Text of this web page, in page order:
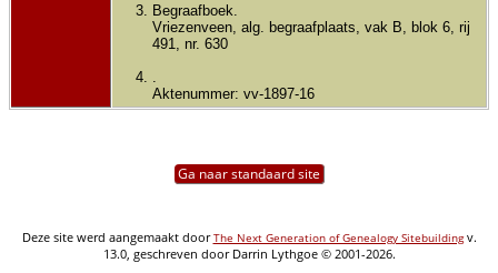
Begraafboek.
Vriezenveen, alg. begraafplaats, vak B, blok 6, rij
491, nr. 630
Aktenummer: vv-1897-16
Ga naar standaard site
Deze site werd aangemaakt doorThe Next Generation of Genealogy Sitebuildingv.
13.0, geschreven door Darrin Lythgoe © 2001-2026.